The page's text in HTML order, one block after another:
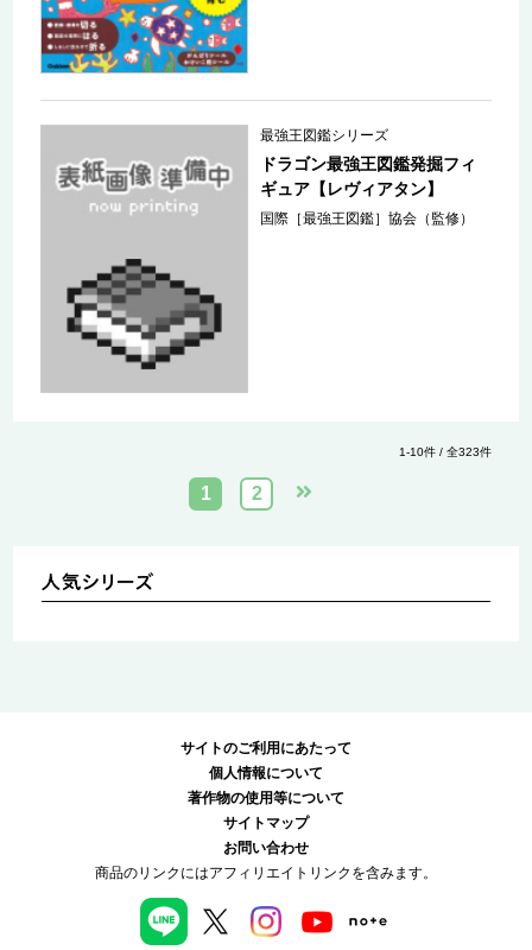
最強王図鑑シリーズ
ドラゴン最強王図鑑発掘フィ
ギュア【レヴィアタン】
国際［最強王図鑑］協会（監修）
1-10件 / 全323件
1 2
サイトのご利用にあたって
個人情報について
著作物の使用等について
サイトマップ
お問い合わせ
商品のリンクにはアフィリエイトリンクを含みます。